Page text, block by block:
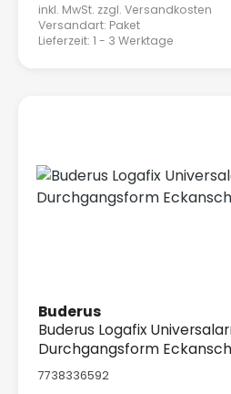
inkl. MwSt. zzgl. Versandkosten
Versandart: Paket
Lieferzeit: 1 - 3 Werktage
Buderus
Buderus Logafix
Durchgangsform
7738336592